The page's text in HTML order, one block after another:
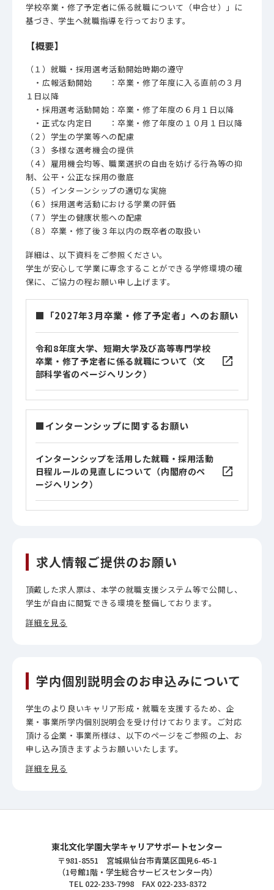
学校卒業・修了予定者に係る就職について（申合せ）」に
基づき、学生へ就職指導を行っております。
【概要】
（１）就職・採用選考活動開始時期の遵守
・広報活動開始 ：卒業・修了年度に入る直前の３月
１日以降
・採用選考活動開始：卒業・修了年度の６月１日以降
・正式な内定日 ：卒業・修了年度の１０月１日以降
（２）学生の学業等への配慮
（３）多様な選考機会の提供
（４）雇用機会均等、職業選択の自由を妨げる行為等の抑
制、公平・公正な採用の徹底
（５）インターンシップの適切な実施
（６）採用選考活動における学業の評価
（７）学生の健康状態への配慮
（８）卒業・修了後３年以内の既卒者の取扱い
詳細は、以下資料をご参照ください。
学生が安心して学業に専念することができる学修環境の確
保に、ご協力の程お願い申し上げます。
■「2027年3月卒業・修了予定者」へのお願い
令和8年度大学、短期大学及び高等専門学校
卒業・修了予定者に係る就職について（文
部科学省のページへリンク）
■インターンシップに関するお願い
インターンシップを活用した就職・採用活動
日程ルールの見直しについて（内閣府のペ
ージへリンク）
求人情報ご提供のお願い
頂戴した求人票は、本学の就職支援システム等で公開し、
学生が自由に閲覧できる環境を整備しております。
詳細を見る
学内個別説明会のお申込みについて
学生のより良いキャリア形成・就職を支援するため、企
業・事業所学内個別説明会を受け付けております。ご対応
頂ける企業・事業所様は、以下のページをご参照の上、お
申し込み頂きますようお願いいたします。
詳細を見る
東北文化学園大学キャリアサポートセンター
東北文化学園大学キャリアサポートセンター
〒981-8551 宮城県仙台市青葉区国見6-45-1
（1号館1階・学生総合サービスセンター内）
TEL 022-233-7998FAX 022-233-8372